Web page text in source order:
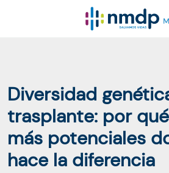
Diversidad
trasplante: por
más potenciales
hace la diferencia